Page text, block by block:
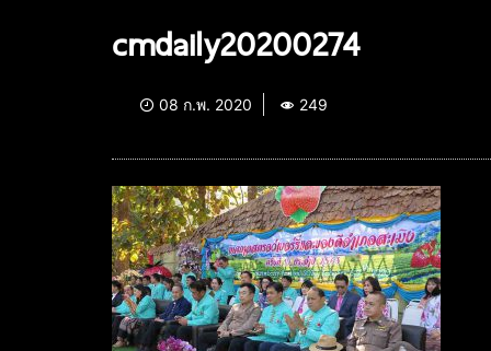
cmdaily20200274
08 ก.พ. 2020 249